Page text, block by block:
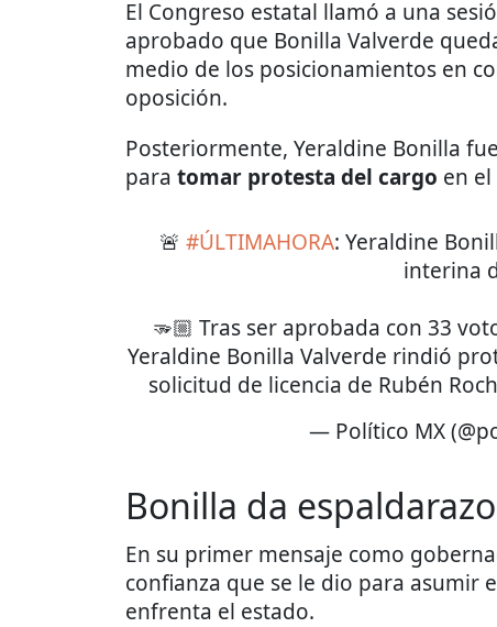
El Congreso estatal llamó a una
aprobado que Bonilla Valverde
medio de los posicionamientos en
oposición.
Posteriormente, Yeraldine Bonilla
para tomar protesta del cargo en
🚨 #ÚLTIMAHORA: Yeraldine
interina
🫳🏼 Tras ser aprobada con 33
Yeraldine Bonilla Valverde rindió
solicitud de licencia de Rubén
— Político MX
Bonilla da
En su primer mensaje como
confianza que se le dio para asumir
enfrenta el estado.